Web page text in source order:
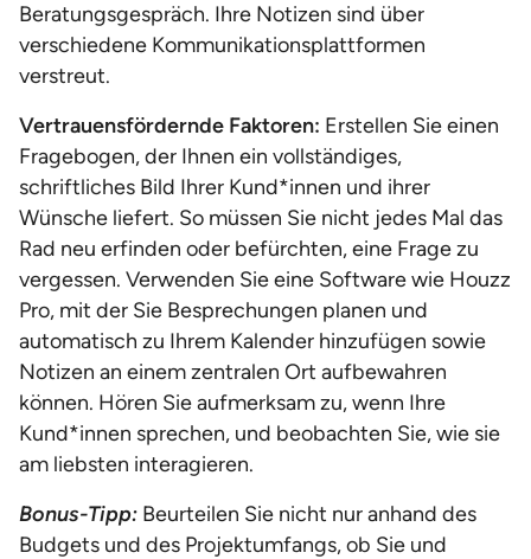
Beratungsgespräch. Ihre Notizen sind über
verschiedene Kommunikationsplattformen
verstreut.
Vertrauensfördernde Faktoren: Erstellen Sie einen
Fragebogen, der Ihnen ein vollständiges,
schriftliches Bild Ihrer Kund*innen und ihrer
Wünsche liefert. So müssen Sie nicht jedes Mal das
Rad neu erfinden oder befürchten, eine Frage zu
vergessen. Verwenden Sie eine Software wie Houzz
Pro, mit der Sie Besprechungen planen und
automatisch zu Ihrem Kalender hinzufügen sowie
Notizen an einem zentralen Ort aufbewahren
können. Hören Sie aufmerksam zu, wenn Ihre
Kund*innen sprechen, und beobachten Sie, wie sie
am liebsten interagieren.
Bonus-Tipp: Beurteilen Sie nicht nur anhand des
Budgets und des Projektumfangs, ob Sie und